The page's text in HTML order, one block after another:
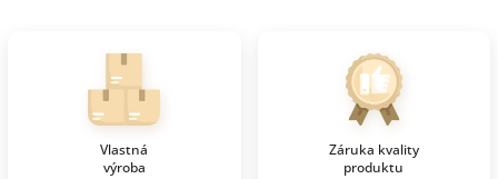
Vlastná
výroba
Záruka kvality
produktu